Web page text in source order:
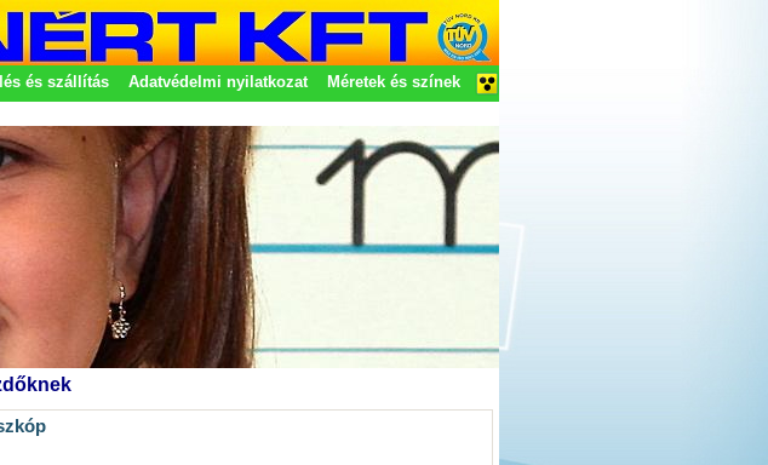
és szállítás Adatvédelmi nyilatkozat
Méretek és színek